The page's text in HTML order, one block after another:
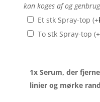
kan koges af og
Et stk Spray-top (+
To stk Spray-top (+
1x Serum, der
linier og mørke